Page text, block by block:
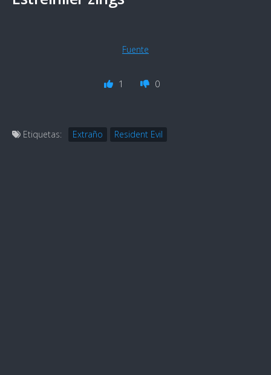
Fuente
1 0
Etiquetas: Extraño Resident Evil